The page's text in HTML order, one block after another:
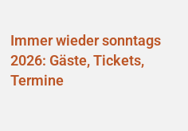
Immer wieder sonntags
2026: Gäste, Tickets,
Termine